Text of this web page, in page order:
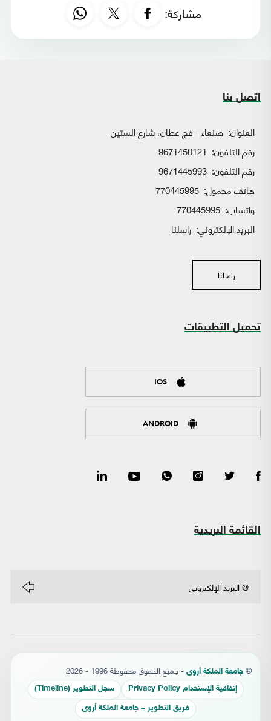
مشاركة:
اتصل بنا
العنوان: صنعاء - فج عطان، شارع الستين
رقم التلفون: 9671450121
رقم التلفون: 9671445993
هاتف محمول: 770445995
واتساب:
البريد الإلكتروني: راسلنا
راسلنا
تحميل التطبيقات
IOS
ANDROID
القائمة البريدية
© جامعة الملكة أروى - جميع الحقوق محفوظة 1996 - 2026
إتفاقية الإستخدام Privacy Policy سجل التطوير (Timeline)
فريق التطوير – جامعة الملكة أروى